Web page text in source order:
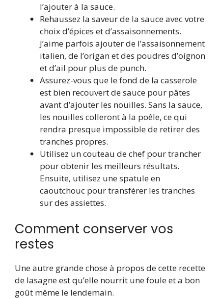
l’ajouter à la sauce.
Rehaussez la saveur de la sauce avec votre
choix d’épices et d’assaisonnements.
J’aime parfois ajouter de l’assaisonnement
italien, de l’origan et des poudres d’oignon
et d’ail pour plus de punch.
Assurez-vous que le fond de la casserole
est bien recouvert de sauce pour pâtes
avant d’ajouter les nouilles. Sans la sauce,
les nouilles colleront à la poêle, ce qui
rendra presque impossible de retirer des
tranches propres.
Utilisez un couteau de chef pour trancher
pour obtenir les meilleurs résultats.
Ensuite, utilisez une spatule en
caoutchouc pour transférer les tranches
sur des assiettes.
Comment conserver vos
restes
Une autre grande chose à propos de cette recette
de lasagne est qu’elle nourrit une foule et a bon
goût même le lendemain.